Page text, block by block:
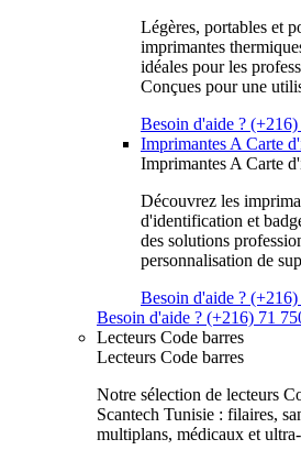
Légères, portables et
imprimantes
idéales pour les
Conçues pour une
Besoin d'aide ?
Imprimantes A Carte
Imprimantes A Carte
Découvrez les
d'identification et
des solutions
personnalisation de
Besoin d'aide ?
Besoin d'aide ? (+216) 71
Lecteurs Code barres
Lecteurs Code barres
Notre sélection de lecteurs
Scantech Tunisie : filaires,
multiplans, médicaux et